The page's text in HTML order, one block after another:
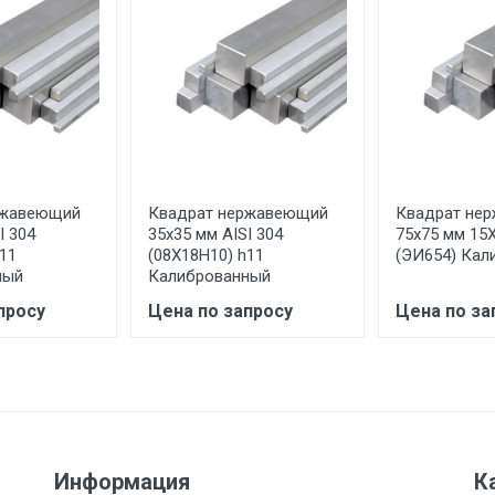
в размере, установленном поставщиком.
обязан обеспечить подъезные пути для
индивидуально.
6500 с НДС 35р./
304
Квадрат нержавеющий
35x35 мм AISI 304
(08Х18Н10) h11
Калиброванный
Цена по запросу
Квадрат
75x75 мм
(ЭИ654)
Цена по
Информация